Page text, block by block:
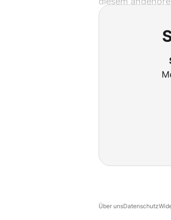
Über unsDatenschutz